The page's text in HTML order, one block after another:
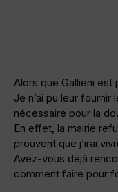
Alors que Gallieni
Je n’ai pu leur
nécessaire pour la
En effet, la mairie
prouvent que j’irai
Avez-vous déjà
comment faire pour